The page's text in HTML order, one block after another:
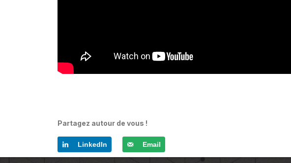
Partagez autour de vous !
LinkedIn Email